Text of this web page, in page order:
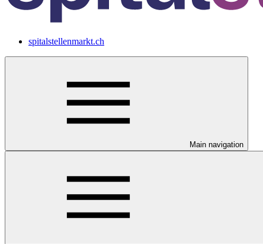
spitalstellenmarkt.ch
Main navigation